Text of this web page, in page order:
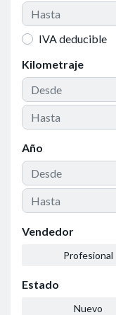
IVA deducible
Kilometraje
Año
Vendedor
Profesional
Estado
Nuevo